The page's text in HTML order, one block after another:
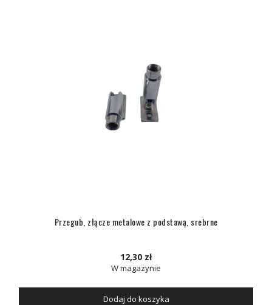
Przegub, złącze metalowe z podstawą, srebrne
12,30 zł
W magazynie
Dodaj do koszyka